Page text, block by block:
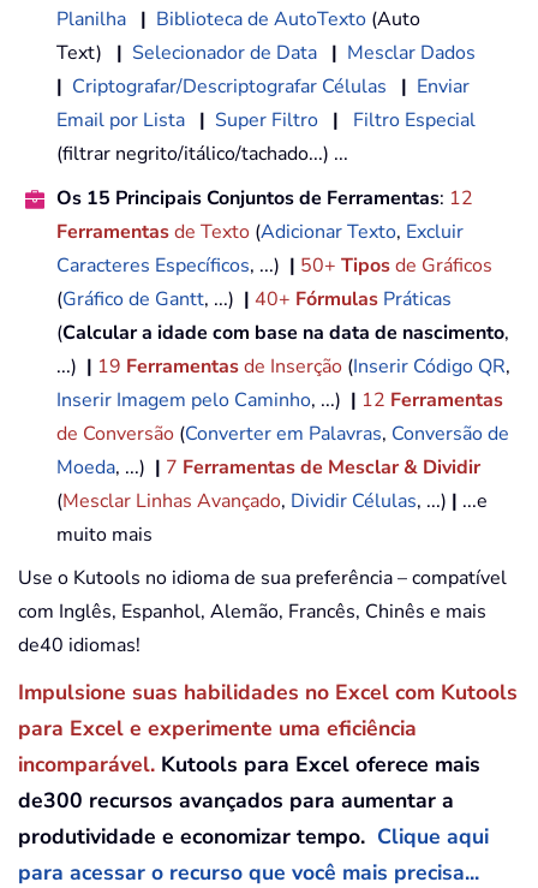
Planilha | Biblioteca de AutoTexto (Auto
Text) | Selecionador de Data | Mesclar Dados
| Criptografar/Descriptografar Células | Enviar
Email por Lista | Super Filtro |
Filtro Especial
(filtrar negrito/itálico/tachado...) ...
Os 15 Principais Conjuntos de Ferramentas: 12
Ferramentasde Texto (Adicionar Texto, Excluir
Caracteres Específicos, ...) | 50+ Tiposde Gráficos
(Gráfico de Gantt, ...) | 40+ Fórmulas Práticas
(Calcular a idade com base na data de nascimento,
...) | 19 Ferramentasde Inserção (Inserir Código QR,
Inserir Imagem pelo Caminho, ...) | 12 Ferramentas
de Conversão (Converter em Palavras, Conversão de
Moeda, ...) | 7 Ferramentas de Mesclar & Dividir
(Mesclar Linhas Avançado, Dividir Células, ...) | ...e
muito mais
Use o Kutools no idioma de sua preferência – compatível
com Inglês, Espanhol, Alemão, Francês, Chinês e mais
de40 idiomas!
Impulsione suas habilidades no Excel com Kutools
para Excel e experimente uma eficiência
incomparável. Kutools para Excel oferece mais
de300 recursos avançados para aumentar a
produtividade e economizar tempo. Clique aqui
para acessar o recurso que você mais precisa...